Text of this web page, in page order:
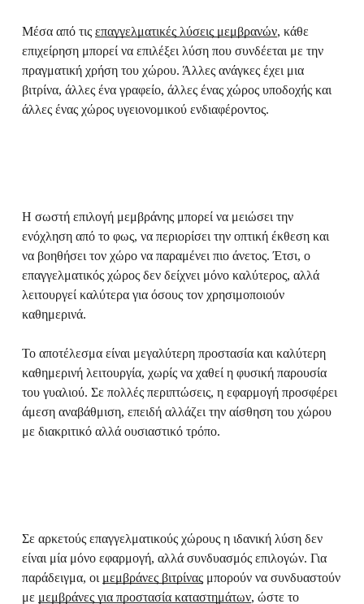
Μέσα από τις επαγγελματικές λύσεις μεμβρανών, κάθε
επιχείρηση μπορεί να επιλέξει λύση που συνδέεται με την
πραγματική χρήση του χώρου. Άλλες ανάγκες έχει μια
βιτρίνα, άλλες ένα γραφείο, άλλες ένας χώρος υποδοχής και
άλλες ένας χώρος υγειονομικού ενδιαφέροντος.
Η σωστή επιλογή μεμβράνης μπορεί να μειώσει την
ενόχληση από το φως, να περιορίσει την οπτική έκθεση και
να βοηθήσει τον χώρο να παραμένει πιο άνετος. Έτσι, ο
επαγγελματικός χώρος δεν δείχνει μόνο καλύτερος, αλλά
λειτουργεί καλύτερα για όσους τον χρησιμοποιούν
καθημερινά.
Το αποτέλεσμα είναι μεγαλύτερη προστασία και καλύτερη
καθημερινή λειτουργία, χωρίς να χαθεί η φυσική παρουσία
του γυαλιού. Σε πολλές περιπτώσεις, η εφαρμογή προσφέρει
άμεση αναβάθμιση, επειδή αλλάζει την αίσθηση του χώρου
με διακριτικό αλλά ουσιαστικό τρόπο.
Σε αρκετούς επαγγελματικούς χώρους η ιδανική λύση δεν
είναι μία μόνο εφαρμογή, αλλά συνδυασμός επιλογών. Για
παράδειγμα, οι μεμβράνες βιτρίναςμπορούν να συνδυαστούν
με μεμβράνες για προστασία καταστημάτων, ώστε το